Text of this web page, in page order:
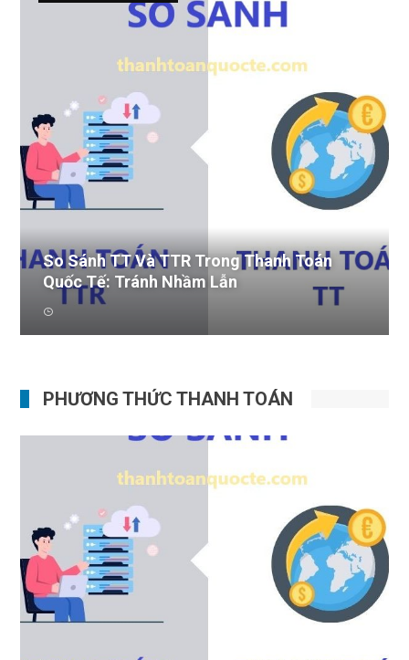
So Sánh TT Và TTR Trong Thanh Toán
Quốc Tế: Tránh Nhầm Lẫn
PHƯƠNG THỨC THANH TOÁN